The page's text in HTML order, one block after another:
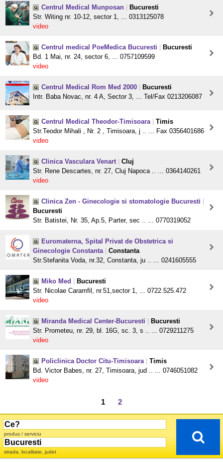
Centrul Medical Munposan
Bucuresti
Str. Witing nr. 10-12, sector 1, ... 0313125078
video
Centrul medical PoeMedica Bucuresti
Bucuresti
Bd. 1 Mai, nr. 24, sector 6, ... 0757109599
video
Centrul Medical Rom Med 2000
Bucuresti
Intr. Baba Novac, nr. 4 A, Sector 3, ... Tel/Fax 0213206087
Centrul Medical Theodor-Timisoara
Timis
Str.Teodor Mihali , Nr. 2 , Timisoara, j .. ... Fax 0356401686
video
Clinica Vasculara Venart
Cluj
Str. Rene Descartes, nr. 27, Cluj Napoca .. ... 0364140261
video
Clinica Zen - Ginecologie si stomatologie Bucuresti
Bucuresti
Str. Batistei, Nr. 35, Ap.5, Parter, sec .. ... 0770319052
Euromaterna, Spital Privat de Obstetrica si
Ginecologie Constanta
Constanta
Str.Stefanita Voda, nr.32, Constanta, ju .. ... 0241605555
Miko Med
Bucuresti
Str. Nicolae Caramfil, nr.51,sector 1, ... 0722.525.472
video
Miranda Medical Center-Bucuresti
Bucuresti
Str. Prometeu, nr. 29, bl. 16G, sc. 3, s .. ... 0729211275
video
Policlinica Doctor Citu-Timisoara
Timis
Bd. Victor Babes, nr. 27, Timisoara, jud .. ... 0746051082
video
1 2
produs / serviciu
strada, localitate, judet